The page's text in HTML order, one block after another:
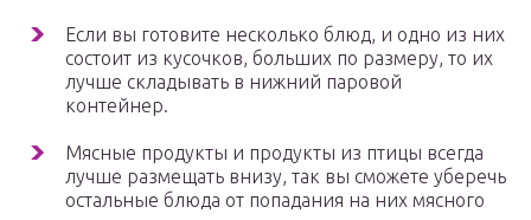
Если вы готовите несколько блюд, и одно из них
состоит из кусочков, больших по размеру, то их
лучше складывать в нижний паровой
контейнер.
Мясные продукты и продукты из птицы всегда
лучше размещать внизу, так вы сможете уберечь
остальные блюда от попадания на них мясного